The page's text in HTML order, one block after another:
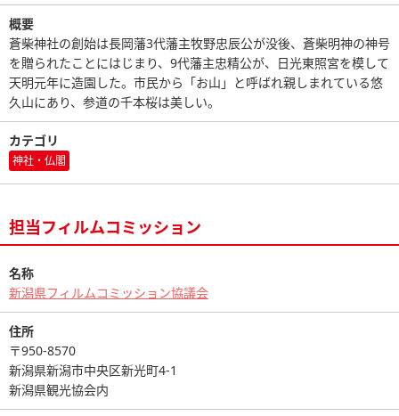
概要
蒼柴神社の創始は長岡藩3代藩主牧野忠辰公が没後、蒼柴明神の神号
を贈られたことにはじまり、9代藩主忠精公が、日光東照宮を模して
天明元年に造園した。市民から「お山」と呼ばれ親しまれている悠
久山にあり、参道の千本桜は美しい。
カテゴリ
神社・仏閣
担当フィルムコミッション
名称
新潟県フィルムコミッション協議会
住所
〒950-8570
新潟県新潟市中央区新光町4-1
新潟県観光協会内